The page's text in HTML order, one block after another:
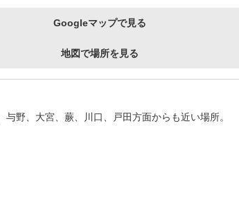
Googleマップで見る
地図で場所を見る
野、大宮、蕨、川口、戸田方面からも近い場所。